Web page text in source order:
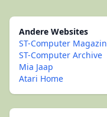
Andere Websites
ST-Computer Magazin
ST-Computer Archive
Mia Jaap
Atari Home